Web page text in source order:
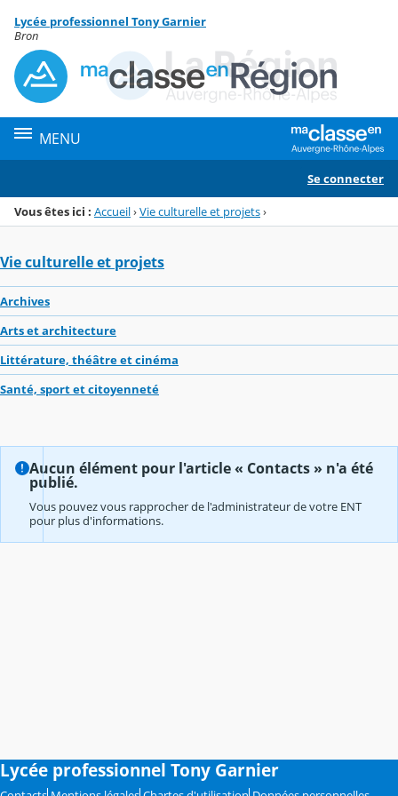
Menu de la rubrique
Contenu
Lycée professionnel Tony Garnier
Bron
MENU
Se connecter
Vous êtes ici : Accueil›Vie culturelle et projets›
Vie culturelle et projets
Archives
Arts et architecture
Littérature, théâtre et cinéma
Santé, sport et citoyenneté
Aucun élément pour l'article « Contacts » n'a été
publié.
Vous pouvez vous rapprocher de l'administrateur de votre ENT
pour plus d'informations.
Lycée professionnel Tony Garnier